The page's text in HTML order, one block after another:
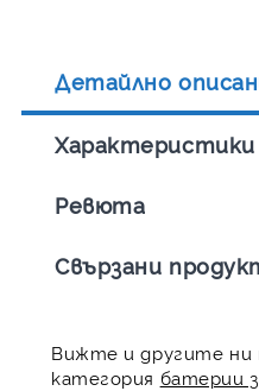
Детайлно
Характеристики
Ревюта
Свързани
Вижте и другите ни
категория батерии